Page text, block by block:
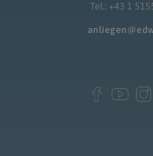
Tel.: +43 1